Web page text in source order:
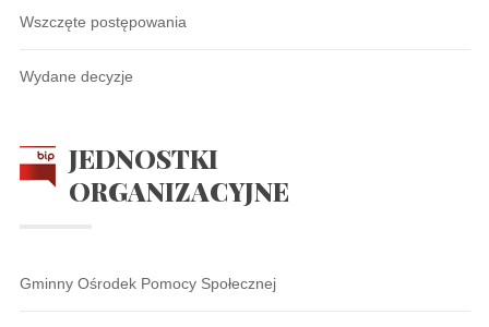
Wszczęte postępowania
Wydane decyzje
JEDNOSTKI
ORGANIZACYJNE
Gminny Ośrodek Pomocy Społecznej